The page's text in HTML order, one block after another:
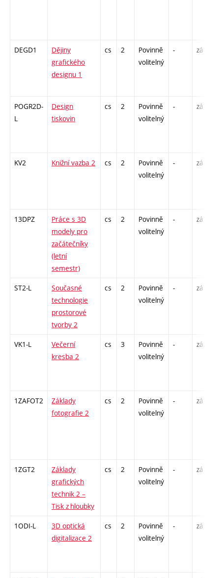
DEGD1
Dějiny
grafického
designu 1
cs 2
Povinně
volitelný
- zá
POGR2D-
L
Design
tiskovin
cs 2
Povinně
volitelný
- zá
KV2 Knižní vazba 2 cs 2
Povinně
volitelný
- zá
13DPZ
Práce s 3D
modely pro
začátečníky
(letní
semestr)
cs 2
Povinně
volitelný
- zá
ST2-L
Současné
technologie
prostorové
tvorby 2
cs 2
Povinně
volitelný
- zá
VK1-L
Večerní
kresba 2
cs 3
Povinně
volitelný
- zá,zk
1ZAFOT2
Základy
fotografie 2
cs 2
Povinně
volitelný
- zá
1ZGT2
Základy
grafických
technik 2 –
Tisk z hloubky
cs 2
Povinně
volitelný
- zá
1ODI-L
3D optická
digitalizace 2
cs 2
Povinně
volitelný
- zá